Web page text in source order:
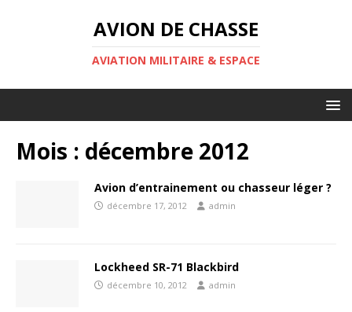
AVION DE CHASSE
AVIATION MILITAIRE & ESPACE
Mois : décembre 2012
Avion d’entrainement ou chasseur léger ?
décembre 17, 2012 admin
Lockheed SR-71 Blackbird
décembre 10, 2012 admin